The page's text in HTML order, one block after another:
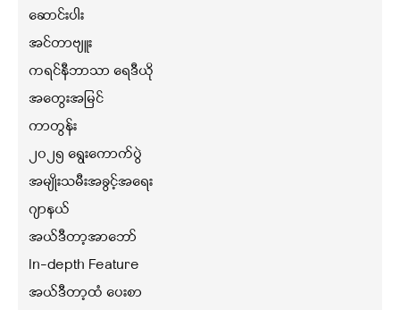
ဆောင်းပါး
အင်တာဗျူး
ကရင်နီဘာသာ ရေဒီယို
အတွေးအမြင်
ကာတွန်း
၂၀၂၅ ရွေးကောက်ပွဲ
အမျိုးသမီးအခွင့်အရေး
ဂျာနယ်
အယ်ဒီတာ့အာဘော်
In-depth Feature
အယ်ဒီတာ့ထံ ပေးစာ